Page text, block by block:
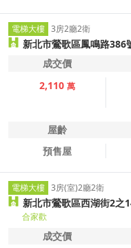
電梯大樓 3房2廳2衛
新北市鶯歌區鳳鳴路386
成交價
2,110 萬
屋齡
預售屋
電梯大樓 3房(室)2廳2衛
新北市鶯歌區西湖街2之
合家歡
成交價